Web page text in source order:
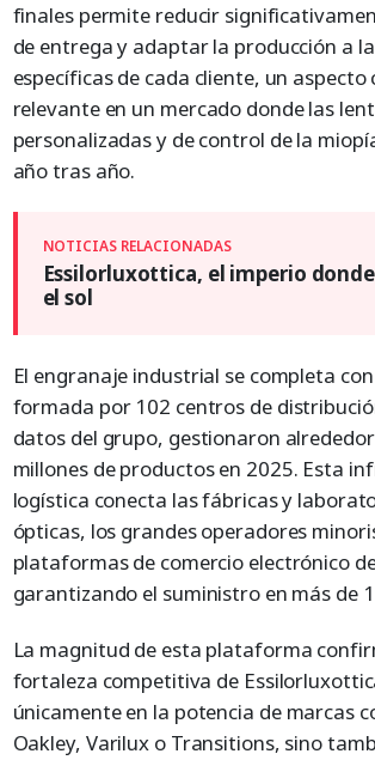
finales permite reducir
de entrega y adaptar la producción a
específicas de cada cliente, un aspecto
relevante en un mercado donde las
personalizadas y de control de la
año tras año.
Essilorluxottica, el imperio
el sol
El engranaje industrial se completa
formada por 102 centros de
datos del grupo, gestionaron
millones de productos en 2025. Esta
logística conecta las fábricas y
ópticas, los grandes operadores
plataformas de comercio electrónico
garantizando el suministro en más de
La magnitud de esta plataforma
fortaleza competitiva de
únicamente en la potencia de marcas
Oakley, Varilux o Transitions, sino